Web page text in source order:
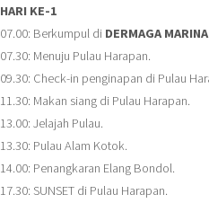
HARI KE-1
07.00: Berkumpul di DERMAGA
07.30: Menuju Pulau Harapan.
09.30: Check-in penginapan di Pulau
11.30: Makan siang di Pulau Harapan.
13.00: Jelajah Pulau.
13.30: Pulau Alam Kotok.
14.00: Penangkaran Elang Bondol.
17.30: SUNSET di Pulau Harapan.